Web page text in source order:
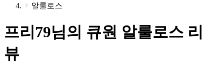
알룰로스
프리79님의 큐원 알룰로스 리
뷰